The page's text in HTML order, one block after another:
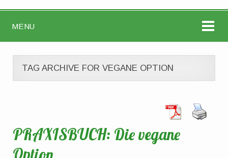
MENU
TAG ARCHIVE FOR VEGANE OPTION
PRAXISBUCH: Die vegane